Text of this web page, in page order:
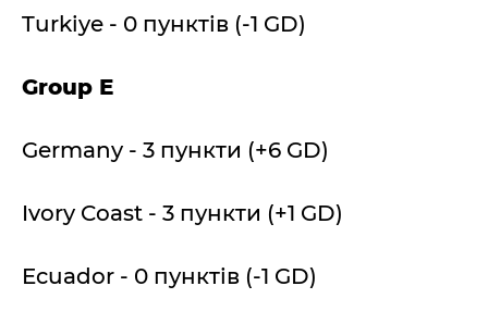
Turkiye - 0 пунктів (-1 GD)
Group E
Germany - 3 пункти (+6 GD)
Ivory Coast - 3 пункти (+1 GD)
Ecuador - 0 пунктів (-1 GD)